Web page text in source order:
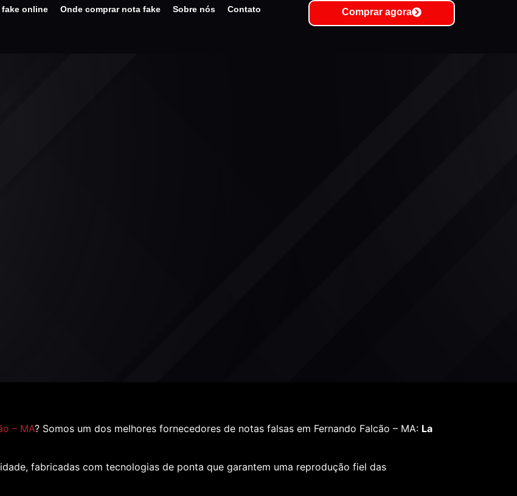
fake online Onde comprar nota fake Sobre nós Contato Comprar agora
– MA? Somos um dos melhores fornecedores de notas falsas em Fernando Falcão – MA: La
fabricadas com tecnologias de ponta que garantem uma reprodução fiel das